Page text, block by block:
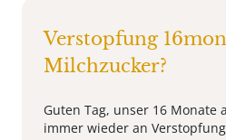
Verstopfung
Milchzucker?
Guten Tag, unser 16 Monate
immer wieder an